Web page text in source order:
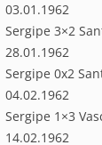
03.01.1962
Sergipe 3×2
28.01.1962
Sergipe 0x2
04.02.1962
Sergipe 1×3
14.02.1962